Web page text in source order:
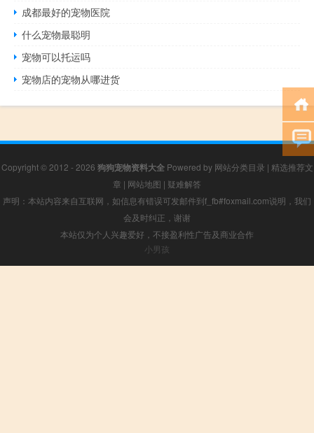
成都最好的宠物医院
什么宠物最聪明
宠物可以托运吗
宠物店的宠物从哪进货
Copyright © 2012 - 2026 狗狗宠物资料大全Powered by 网站分类目录 | 精选推荐文
章 | 网站地图 | 疑难解答
声明：本站内容来自互联网，如信息有错误可发邮件到f_fb#foxmail.com说明，我们
会及时纠正，谢谢
本站仅为个人兴趣爱好，不接盈利性广告及商业合作
小男孩